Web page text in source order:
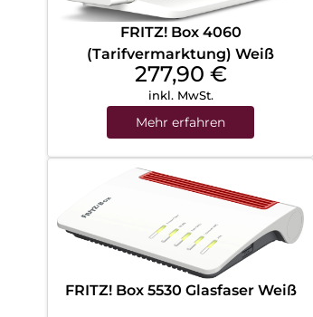
FRITZ! Box 4060
(Tarifvermarktung) Weiß
277,90 €
inkl. MwSt.
Mehr erfahren
FRITZ! Box 5530 Glasfaser Weiß